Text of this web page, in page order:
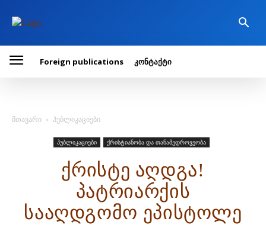
Foreign publications კონტაქტი
მთავარი პუბლიკაციები
პუბლიკაციები ქრისტიანობა და თანამედროვეობა
ქრისტე აღდგა!
პატრიარქის
სააღდგომო ეპისტოლე